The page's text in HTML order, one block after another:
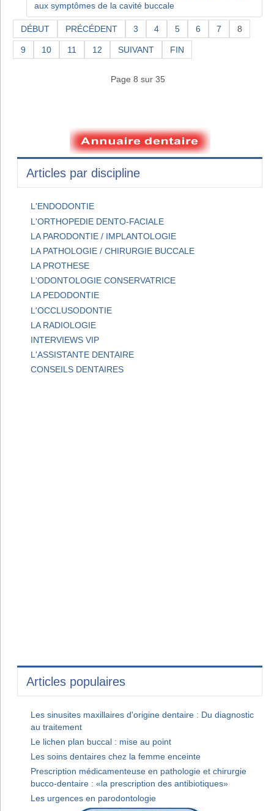
aux symptômes de la cavité buccale
DÉBUT PRÉCÉDENT 3 4 5 6 7 8
9 10 11 12 SUIVANT FIN
Page 8 sur 35
Articles par discipline
L'ENDODONTIE
L'ORTHOPEDIE DENTO-FACIALE
LA PARODONTIE / IMPLANTOLOGIE
LA PATHOLOGIE / CHIRURGIE BUCCALE
LA PROTHESE
L'ODONTOLOGIE CONSERVATRICE
LA PEDODONTIE
L'OCCLUSODONTIE
LA RADIOLOGIE
INTERVIEWS VIP
L'ASSISTANTE DENTAIRE
CONSEILS DENTAIRES
Articles populaires
Les sinusites maxillaires d'origine dentaire : Du diagnostic
au traitement
Le lichen plan buccal : mise au point
Les soins dentaires chez la femme enceinte
Prescription médicamenteuse en pathologie et chirurgie
bucco-dentaire : «la prescription des antibiotiques»
Les urgences en parodontologie